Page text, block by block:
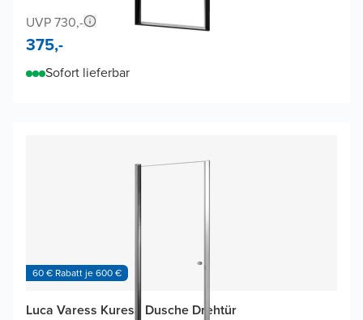
UVP 730,-
375,-
Sofort lieferbar
60 € Rabatt je 600 €
Luca Varess Kuresa Dusche Drehtür